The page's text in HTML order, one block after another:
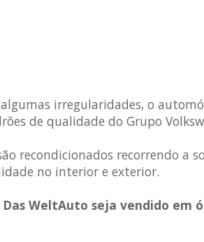
irregularidades, o
de qualidade do Grupo
recondicionados recorrendo a
no interior e exterior.
WeltAuto seja vendido em